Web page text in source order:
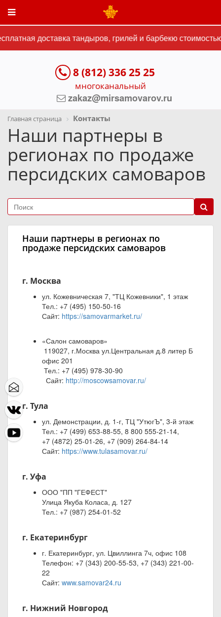
доставка тандыров, грилей и барбекю
8 (812) 336 25 25
многоканальный
zakaz@mirsamovarov.ru
Главная страница Контакты
Наши партнеры в
регионах по продаже
персидских самоваров
Наши партнеры в регионах по
продаже персидских самоваров
г. Москва
ул. Кожевническая 7, "ТЦ Кожевники", 1 этаж
Тел.: +7 (495) 150-50-16
Сайт: https://samovarmarket.ru/
«Салон самоваров»
119027, г.Москва ул.Центральная д.8 литер Б
офис 201
Тел.: +7 (495) 978-30-90
Сайт: http://moscowsamovar.ru/
г. Тула
ул. Демонстрации, д. 1-г, ТЦ "УтюгЪ", 3-й этаж
Тел.: +7 (499) 653-88-55, 8 800 555-21-14,
+7 (4872) 25-01-26, +7 (909) 264-84-14
Сайт: https://www.tulasamovar.ru/
г. Уфа
ООО "ПП "ГЕФЕСТ"
Улица Якуба Коласа, д. 127
Тел.: +7 (987) 254-01-52
г. Екатеринбург
г. Екатеринбург, ул. Цвиллинга 7ч, офис 108
Телефон: +7 (343) 200-55-53, +7 (343) 221-00-
22
Сайт: www.samovar24.ru
г. Нижний Новгород